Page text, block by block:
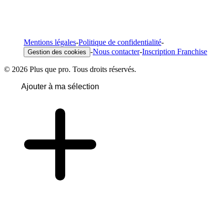
Mentions légales-Politique de confidentialité-
Gestion des cookies -Nous contacter-Inscription Franchise
© 2026 Plus que pro. Tous droits réservés.
Ajouter à ma sélection